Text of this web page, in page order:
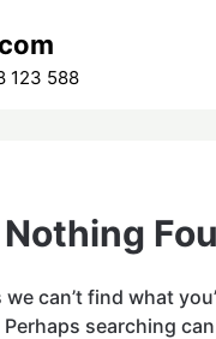
123 588
Nothing
we can’t find what
Perhaps searching